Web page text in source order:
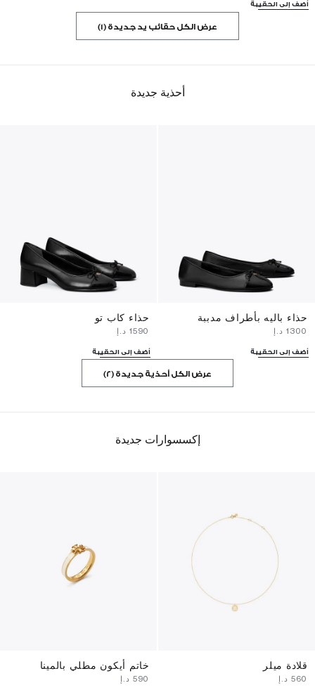
أضف إلى الحقيبة
عرض الكل حقائب يد جديدة (1)
أحذية جديدة
حذاء باليه بأطراف مدببة
أضف إلى الحقيبة
حذاء كاب تو
أضف إلى الحقيبة
عرض الكل أحذية جديدة (2)
إكسسوارات جديدة
قلادة ميلر خاتم أيكون مطلي بالمينا